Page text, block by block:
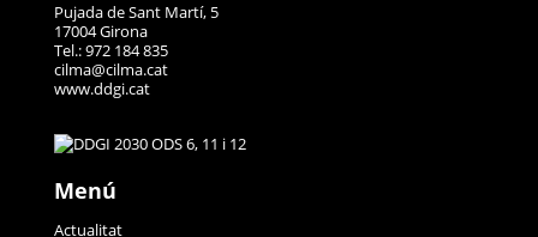
Pujada de Sant Martí, 5
17004 Girona
Tel.: 972 184 835
cilma@cilma.cat
www.ddgi.cat
Menú
Actualitat